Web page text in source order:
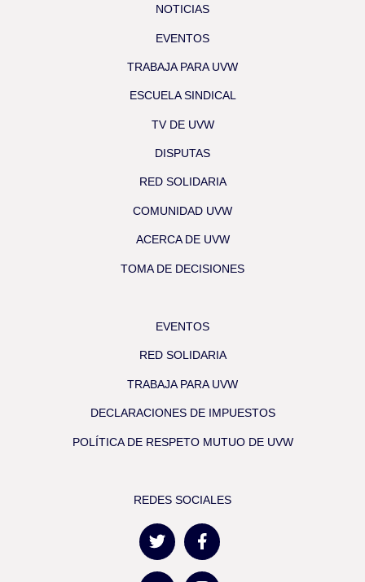
NOTICIAS
EVENTOS
TRABAJA PARA UVW
ESCUELA SINDICAL
TV DE UVW
DISPUTAS
RED SOLIDARIA
COMUNIDAD UVW
ACERCA DE UVW
TOMA DE DECISIONES
EVENTOS
RED SOLIDARIA
TRABAJA PARA UVW
DECLARACIONES DE IMPUESTOS
POLÍTICA DE RESPETO MUTUO DE UVW
REDES SOCIALES